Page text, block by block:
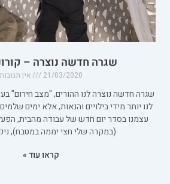
שגרה חדשה נוצרה –
21/03/2020 אין תגובות
שגרה חדשה נוצרה לנו ההורים, "מצב חירום"
לנו יותר מידי בילויים והנאות, אלא ימים
עצמנו בסדר יום חדש של עבודה מהבית,
(במקרה שלי חצי יממה במטבח),
קראו עוד »